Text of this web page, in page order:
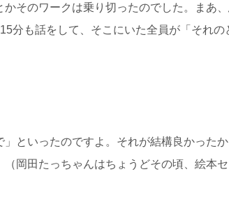
そのワークは乗り切ったのでした。まあ
分も話をして、そこにいた全員が「それの
といったのですよ。それが結構良かった
岡田たっちゃんはちょうどその頃、絵本